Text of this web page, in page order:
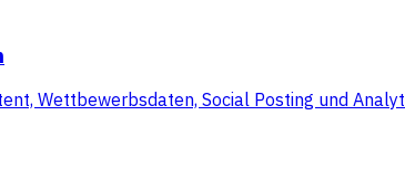
Wettbewerbsdaten, Social Posting und